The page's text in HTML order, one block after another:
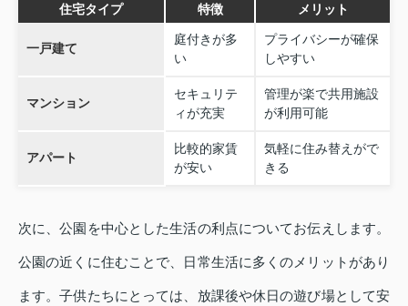
住宅タイプ 特徴 メリット
一戸建て
庭付きが多
い
プライバシーが確保
しやすい
マンション
セキュリテ
ィが充実
管理が楽で共用施設
が利用可能
アパート
比較的家賃
が安い
気軽に住み替えがで
きる
次に、公園を中心とした生活の利点についてお伝えします。
公園の近くに住むことで、日常生活に多くのメリットがあり
ます。子供たちにとっては、放課後や休日の遊び場として安